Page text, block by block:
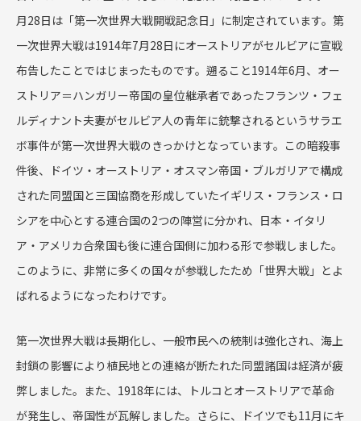
月28日は「第一次世界大戦開戦記念日」に制定されています。第
一次世界大戦は1914年7月28日にオーストリアがセルビアに宣戦
布告したことではじまったものです。遡ること1914年6月、オー
ストリア＝ハンガリー帝国の皇位継承者であったフランツ・フェ
ルディナント夫妻がセルビア人の青年に銃撃されるというサラエ
ボ事件が第一次世界大戦のきっかけとなっています。この暗殺事
件後、ドイツ・オーストリア・オスマン帝国・ブルガリアで構成
された同盟国と三国協商を形成していたイギリス・フランス・ロ
シアを中心とする連合国の2つの陣営に分かれ、日本・イタリ
ア・アメリカ合衆国も後に連合国側に加わる形で参戦しました。
このように、非常に多くの国々が参戦したため「世界大戦」とよ
ばれるようになったわけです。
第一次世界大戦は長期化し、一般市民への統制は強化され、海上
封鎖の影響により植民地との連絡が断たれた同盟諸国は経済が疲
弊しました。また、 1918年には、トルコとオーストリアで革命
が発生し、帝国性が瓦解しました。さらに、ドイツでも11月にキ